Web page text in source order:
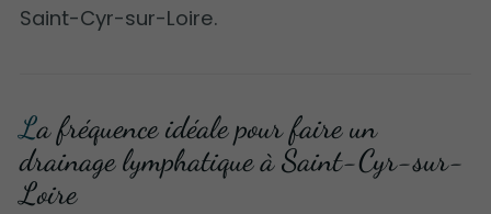
Saint-Cyr-sur-Loire.
La fréquence idéale pour faire un
drainage lymphatique à Saint-Cyr-sur-
Loire